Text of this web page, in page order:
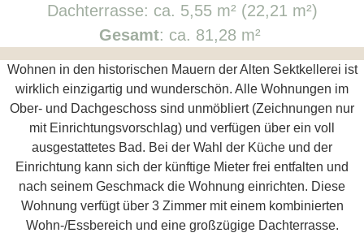
Dachterrasse: ca. 5,55 m² (22,21 m²)
Gesamt: ca. 81,28 m²
Wohnen in den historischen Mauern der Alten Sektkellerei ist
wirklich einzigartig und wunderschön. Alle Wohnungen im
Ober- und Dachgeschoss sind unmöbliert (Zeichnungen nur
mit Einrichtungsvorschlag) und verfügen über ein voll
ausgestattetes Bad. Bei der Wahl der Küche und der
Einrichtung kann sich der künftige Mieter frei entfalten und
nach seinem Geschmack die Wohnung einrichten. Diese
Wohnung verfügt über 3 Zimmer mit einem kombinierten
Wohn-/Essbereich und eine großzügige Dachterrasse.